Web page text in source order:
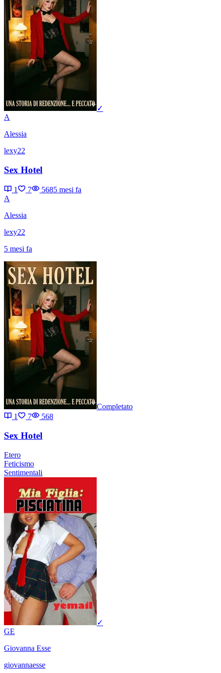
✓
A
Alessia
lexy22
Sex Hotel
1 7 5685 mesi fa
A
Alessia
lexy22
5 mesi fa
Completato
1
7 568
Sex Hotel
Etero
Feticismo
Sentimentali
✓
GE
Giovanna Esse
giovannaesse